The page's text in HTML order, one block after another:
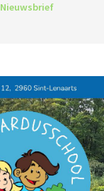
Nieuwsbrief